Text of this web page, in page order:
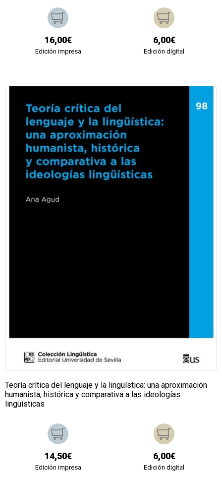
16,00€
Edición impresa
6,00€
Edición digital
Teoría crítica del lenguaje y la lingüística: una aproximación
humanista, histórica y comparativa a las ideologías
lingüísticas
14,50€
Edición impresa
6,00€
Edición digital